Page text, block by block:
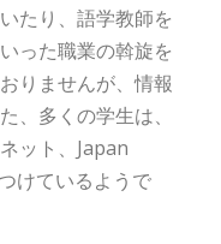
たり、語学教師を
った職業の斡旋を
りませんが、情報
、多くの学生は、
ット、Japan
けているようで